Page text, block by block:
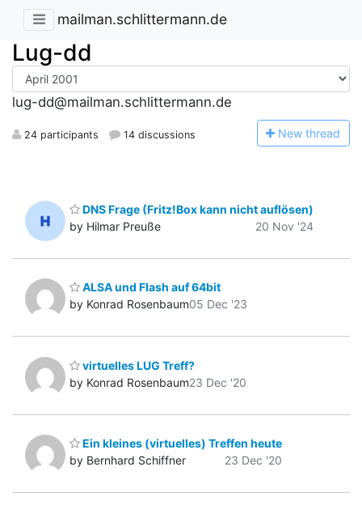
mailman.schlittermann.de
Lug-dd
lug-dd@mailman.schlittermann.de
24 participants 14 discussions New thread
DNS Frage (Fritz!Box kann nicht auflösen)
by Hilmar Preuße
20 Nov '24
ALSA und Flash auf 64bit
by Konrad Rosenbaum05 Dec '23
virtuelles LUG Treff?
by Konrad Rosenbaum23 Dec '20
Ein kleines (virtuelles) Treffen heute
by Bernhard Schiffner
23 Dec '20